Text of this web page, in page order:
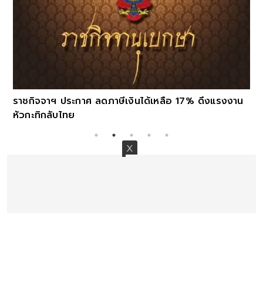
ราชกิจจาฯ ประกาศ ลดภาษีเงินได้เหลือ 17% ดึงแรงงาน
หัวกะทิกลับไทย